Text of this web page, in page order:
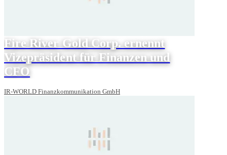
Fire River Gold Corp. ernennt
Vizepräsident für Finanzen und
CFO
IR-WORLD Finanzkommunikation GmbH